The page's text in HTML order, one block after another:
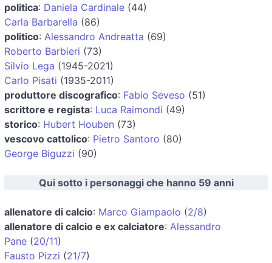
politica: Daniela Cardinale (44)
Carla Barbarella (86)
politico: Alessandro Andreatta (69)
Roberto Barbieri (73)
Silvio Lega (1945-2021)
Carlo Pisati (1935-2011)
produttore discografico: Fabio Seveso (51)
scrittore e regista: Luca Raimondi (49)
storico: Hubert Houben (73)
vescovo cattolico: Pietro Santoro (80)
George Biguzzi (90)
Qui sotto i personaggi che hanno 59 anni
allenatore di calcio: Marco Giampaolo (2/8)
allenatore di calcio e ex calciatore: Alessandro
Pane (20/11)
Fausto Pizzi (21/7)